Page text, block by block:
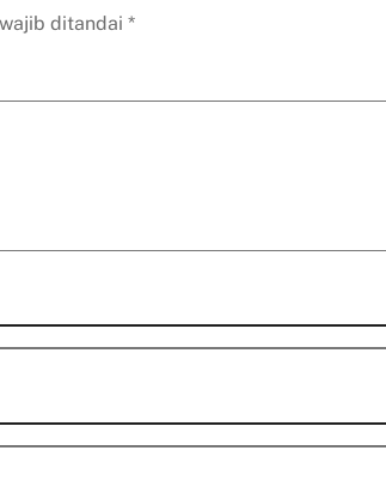
ditandai *